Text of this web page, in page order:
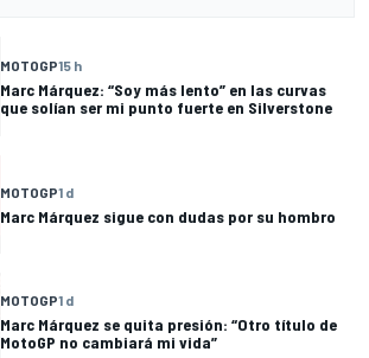
MOTOGP15 h
Marc Márquez: “Soy más lento” en las curvas
que solían ser mi punto fuerte en Silverstone
MOTOGP1 d
Marc Márquez sigue con dudas por su hombro
MOTOGP1 d
Marc Márquez se quita presión: “Otro título de
MotoGP no cambiará mi vida”